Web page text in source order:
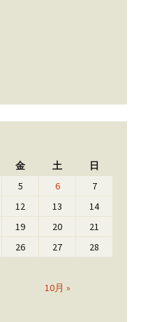
金 土 日
10月 »
5 6
7
12 13
14
19 20
21
26 27
28